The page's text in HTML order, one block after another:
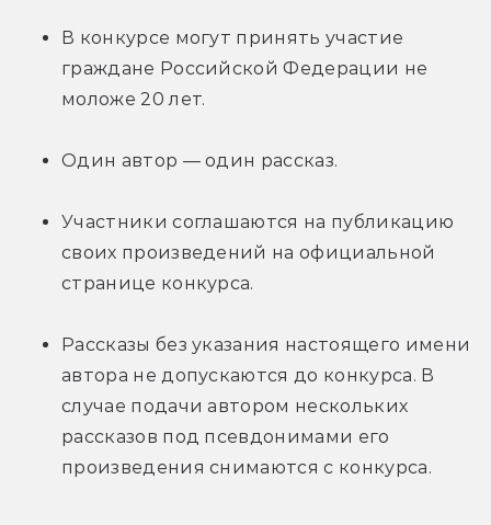
В конкурсе могут принять участие
граждане Российской Федерации не
моложе 20 лет.
Один автор — один рассказ.
Участники соглашаются на публикацию
своих произведений на официальной
странице конкурса.
Рассказы без указания настоящего имени
автора не допускаются до конкурса. В
случае подачи автором нескольких
рассказов под псевдонимами его
произведения снимаются с конкурса.